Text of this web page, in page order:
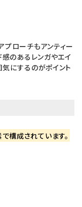
ローチもアンティー
感のあるレンガやエイ
にするのがポイント
構成されています。